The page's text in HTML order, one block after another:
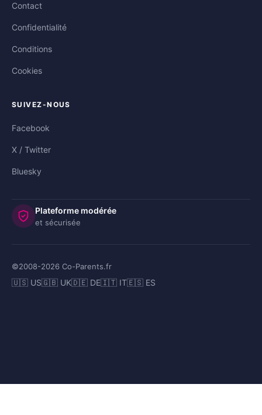
Contact
Confidentialité
Conditions
Cookies
SUIVEZ-NOUS
Facebook
X / Twitter
Bluesky
Plateforme modérée
et sécurisée
©2008-2026 Co-Parents.fr
🇺🇸 US🇬🇧 UK🇩🇪 DE🇮🇹 IT🇪🇸 ES